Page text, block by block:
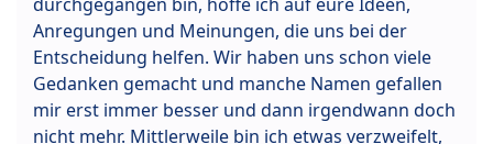
durchgegangen bin, hoffe ich auf eure Ideen,
Anregungen und Meinungen, die uns bei der
Entscheidung helfen. Wir haben uns schon viele
Gedanken gemacht und manche Namen gefallen
mir erst immer besser und dann irgendwann doch
nicht mehr. Mittlerweile bin ich etwas verzweifelt,